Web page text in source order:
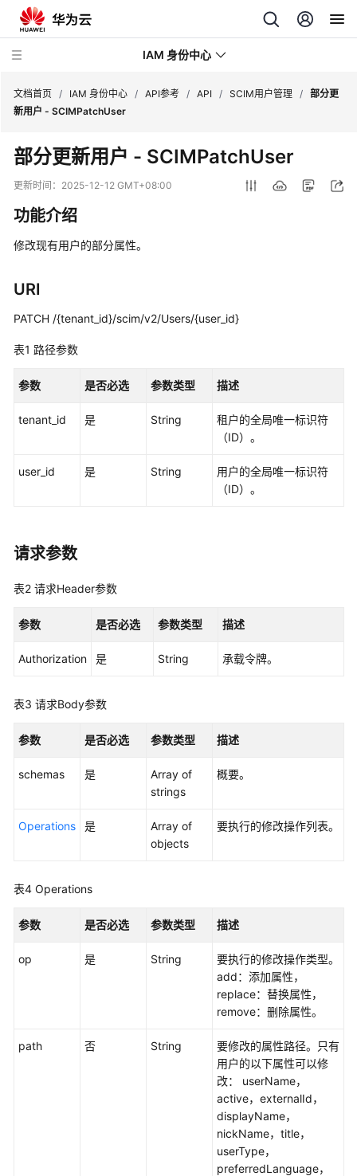
IAM 身份中心
最
新
动
品
绍
快
入
户
用
概
API
实
文档首页 / IAM 身份中心 / API参考 / API / SCIM用户管理 / 部分更
新用户 - SCIMPatchUser
部分更新用户 - SCIMPatchUser
更新时间： 2025-12-12 GMT+08:00
功能介绍
修改现有用户的部分属性。
URI
PATCH /{tenant_id}/scim/v2/Users/{user_id}
表1 路径参数
参数 是否必选 参数类型 描述
tenant_id 是 String
租户的全局唯一标识符
（ID）。
user_id 是 String
用户的全局唯一标识符
（ID）。
请求参数
表2 请求Header参数
参数 是否必选 参数类型 描述
Authorization 是 String 承载令牌。
表3 请求Body参数
参数 是否必选 参数类型 描述
schemas 是
Array of
strings
概要。
Operations 是
Array of
objects
要执行的修改操作列表。
表4 Operations
参数 是否必选 参数类型 描述
op 是 String
要执行的修改操作类型。
add：添加属性，
replace：替换属性，
remove：删除属性。
path 否 String
要修改的属性路径。只有
用户的以下属性可以修
改： userName，
active，externalId，
displayName，
nickName，title，
userType，
preferredLanguage，